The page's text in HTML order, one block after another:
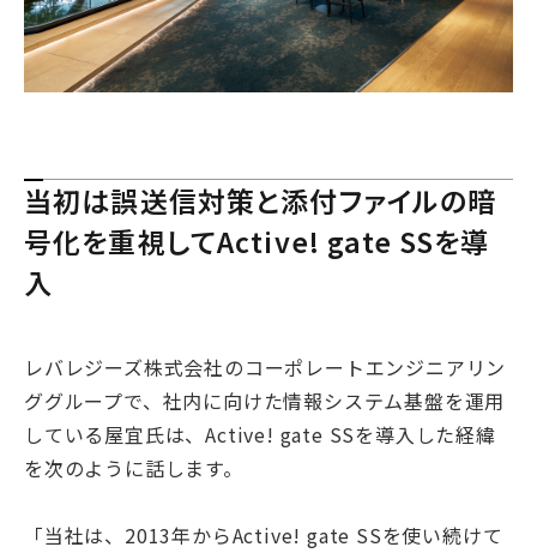
当初は誤送信対策と添付ファイルの暗
号化を重視してActive! gate SSを導
入
レバレジーズ株式会社のコーポレートエンジニアリン
ググループで、社内に向けた情報システム基盤を運用
している屋宜氏は、Active! gate SSを導入した経緯
を次のように話します。
「当社は、2013年からActive! gate SSを使い続けて